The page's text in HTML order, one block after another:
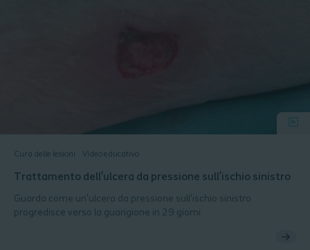
Cura delle lesioni Video educativo
Trattamento dell’ulcera da pressione sull’ischio sinistro
Guarda come un'ulcera da pressione sull'ischio sinistro
progredisce verso la guarigione in 29 giorni.